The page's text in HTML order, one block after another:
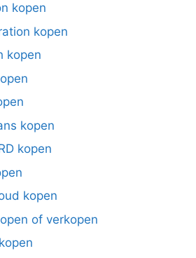
kopen
kopen
kopen
kopen
kopen
kopen
of verkopen